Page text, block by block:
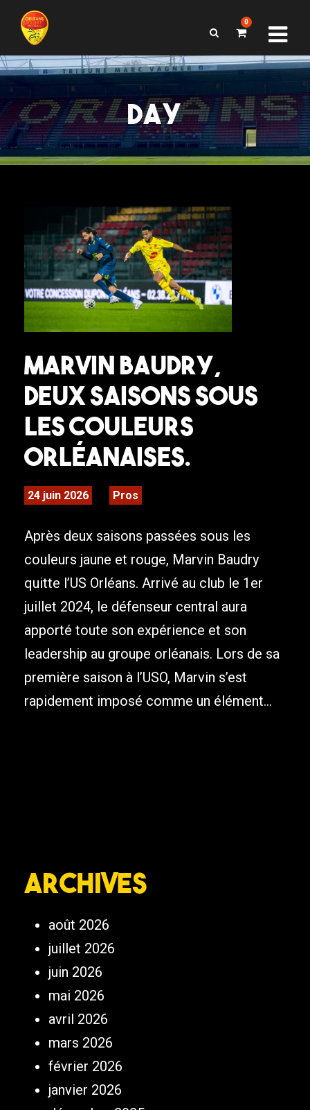
0
DAY
Marvin Baudry,
deux saisons sous
les couleurs
orléanaises.
24 juin 2026 Pros
Après deux saisons passées sous les
couleurs jaune et rouge, Marvin Baudry
quitte l’US Orléans. Arrivé au club le 1er
juillet 2024, le défenseur central aura
apporté toute son expérience et son
leadership au groupe orléanais. Lors de sa
première saison à l’USO, Marvin s’est
rapidement imposé comme un élément...
Archives
août 2026
juillet 2026
juin 2026
mai 2026
avril 2026
mars 2026
février 2026
janvier 2026